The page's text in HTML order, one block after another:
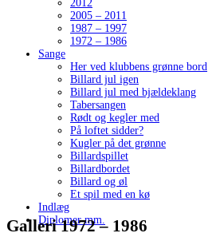
2012
2005 – 2011
1987 – 1997
1972 – 1986
Sange
Her ved klubbens grønne bord
Billard jul igen
Billard jul med bjældeklang
Tabersangen
Rødt og kegler med
På loftet sidder?
Kugler på det grønne
Billardspillet
Billardbordet
Billard og øl
Et spil med en kø
Indlæg
Diplomer mm.
Galleri 1972 – 1986